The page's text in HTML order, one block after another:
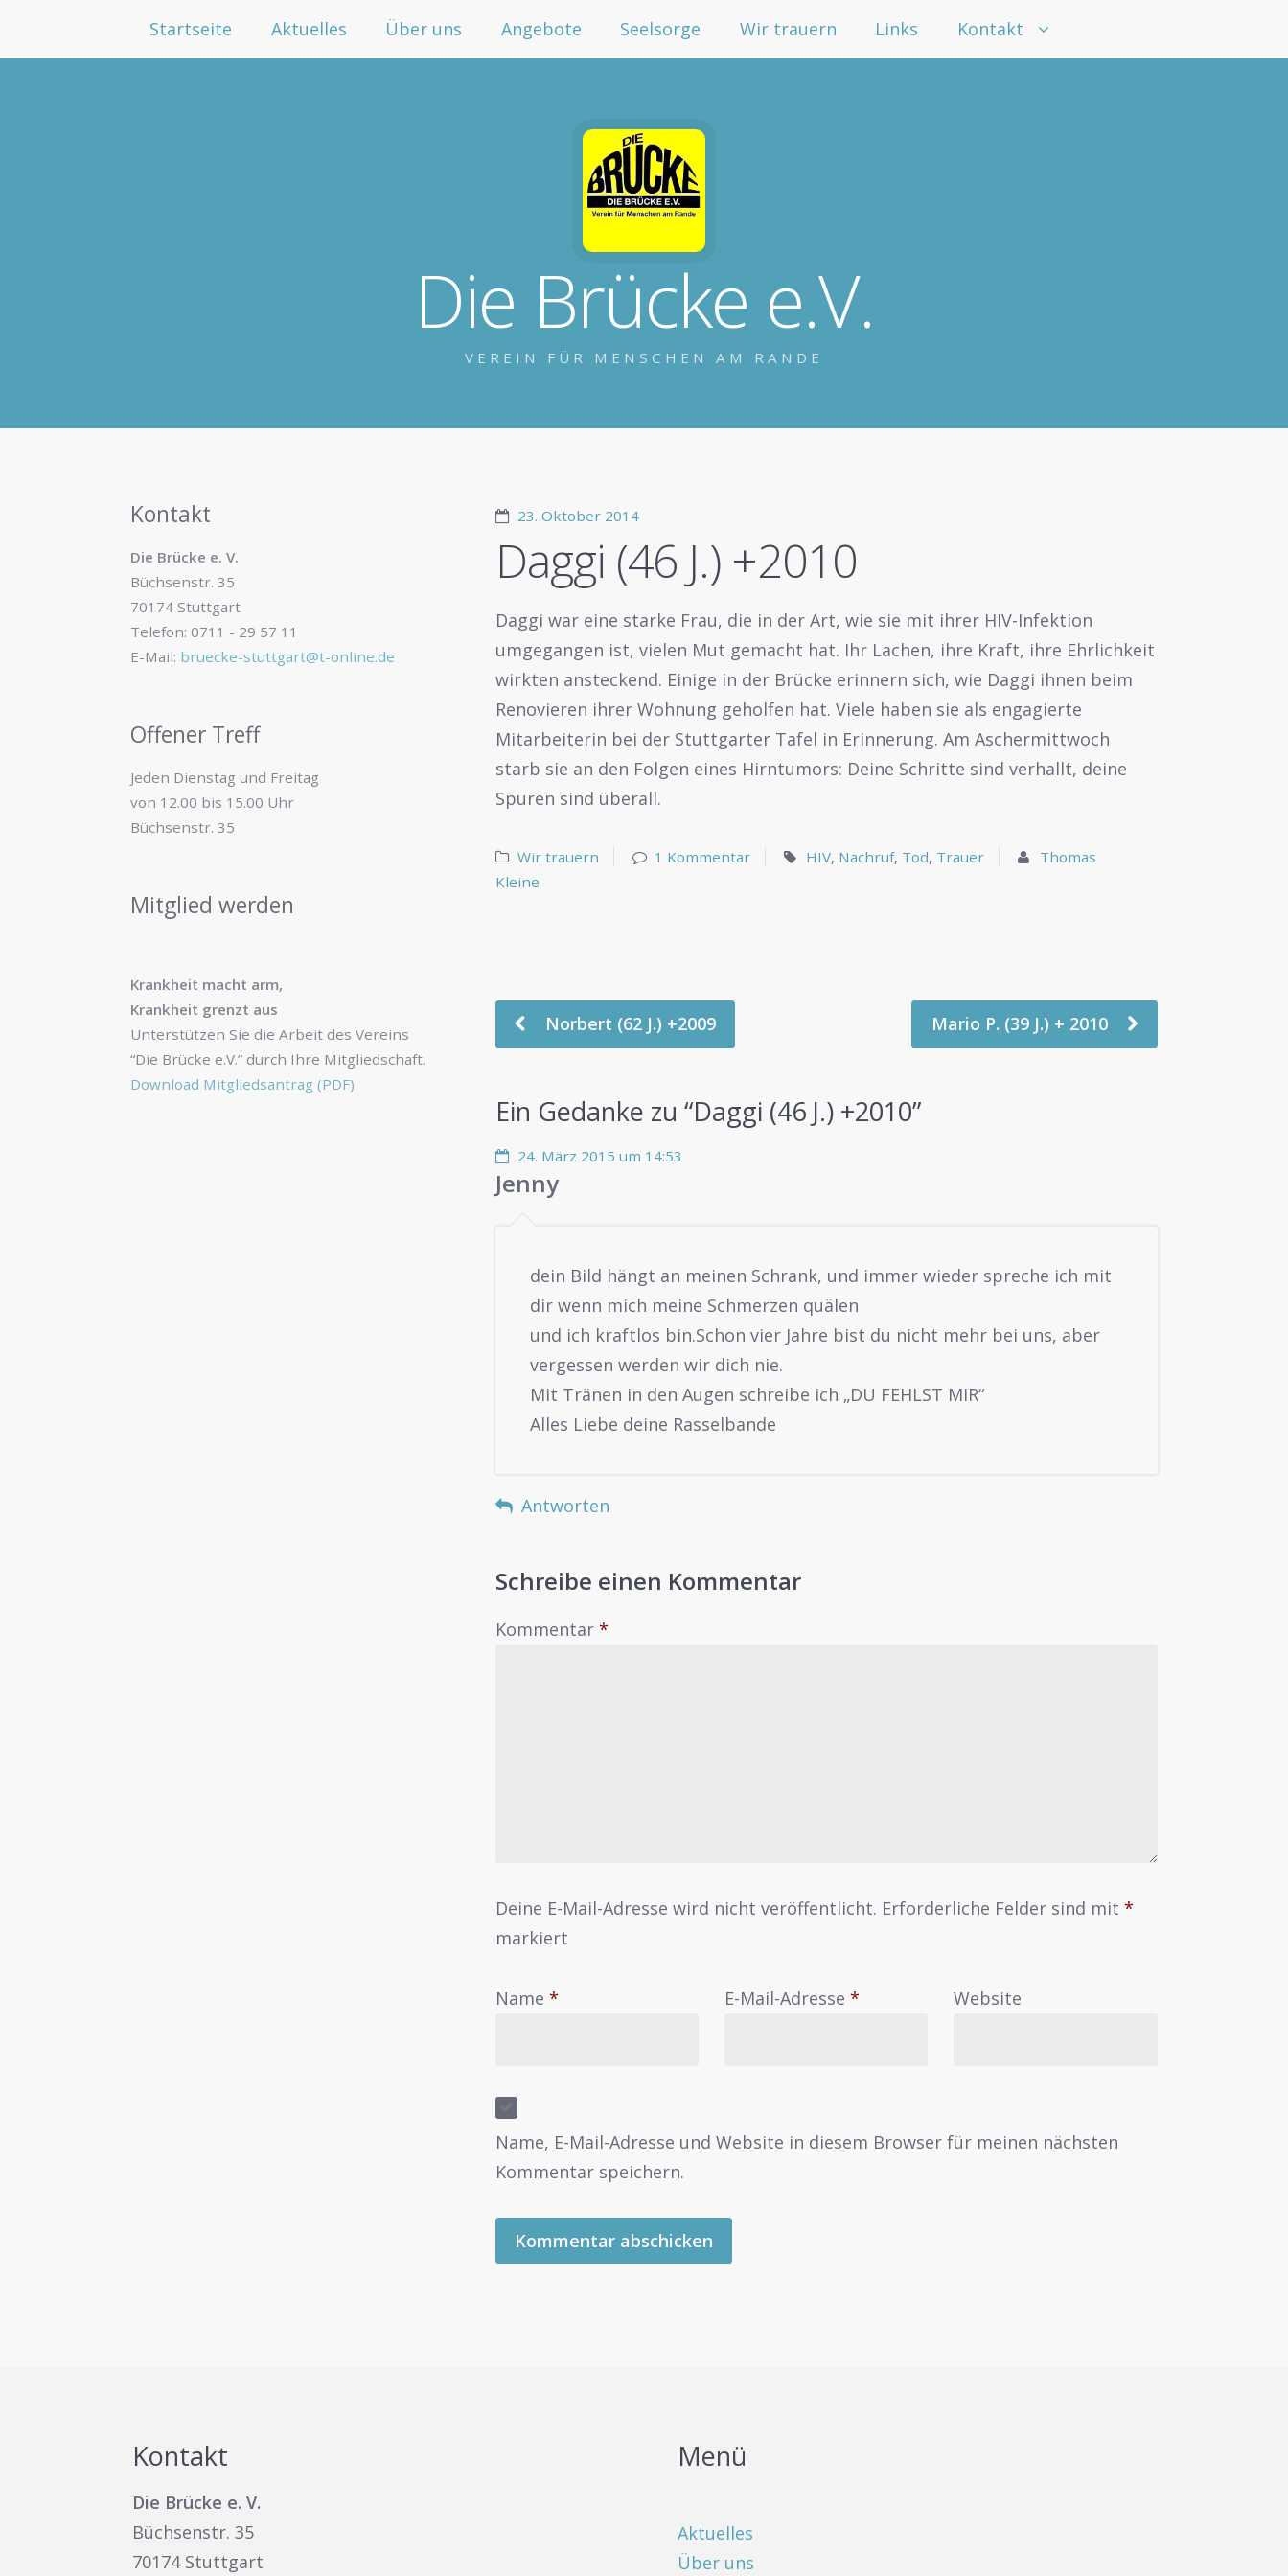
Die Brücke e.V.
VEREIN FÜR MENSCHEN AM RANDE
Startseite Aktuelles Über uns Angebote Seelsorge Wir trauern Links Kontakt
23. Oktober 2014
Daggi (46 J.) +2010
Daggi war eine starke Frau, die in der Art, wie sie mit ihrer HIV-Infektion
umgegangen ist, vielen Mut gemacht hat. Ihr Lachen, ihre Kraft, ihre Ehrlichkeit
wirkten ansteckend. Einige in der Brücke erinnern sich, wie Daggi ihnen beim
Renovieren ihrer Wohnung geholfen hat. Viele haben sie als engagierte
Mitarbeiterin bei der Stuttgarter Tafel in Erinnerung. Am Aschermittwoch
starb sie an den Folgen eines Hirntumors: Deine Schritte sind verhallt, deine
Spuren sind überall.
Wir trauern 1 Kommentar HIV, Nachruf, Tod, Trauer
Thomas
Kleine
Norbert (62 J.) +2009 Mario P. (39 J.) + 2010
Ein Gedanke zu “Daggi (46 J.) +2010”
24. März 2015 um 14:53
Jenny
dein Bild hängt an meinen Schrank, und immer wieder spreche ich mit
dir wenn mich meine Schmerzen quälen
und ich kraftlos bin.Schon vier Jahre bist du nicht mehr bei uns, aber
vergessen werden wir dich nie.
Mit Tränen in den Augen schreibe ich „DU FEHLST MIR“
Alles Liebe deine Rasselbande
Antworten
Schreibe einen Kommentar
Kommentar *
Deine E-Mail-Adresse wird nicht veröffentlicht. Erforderliche Felder sind mit *
markiert
Name * E-Mail-Adresse * Website
Name, E-Mail-Adresse und Website in diesem Browser für meinen nächsten
Kommentar speichern.
Kontakt
Die Brücke e. V.
Büchsenstr. 35
70174 Stuttgart
Telefon: 0711 - 29 57 11
E-Mail: bruecke-stuttgart@t-online.de
Offener Treff
Jeden Dienstag und Freitag
von 12.00 bis 15.00 Uhr
Büchsenstr. 35
Mitglied werden
Krankheit macht arm,
Krankheit grenzt aus
Unterstützen Sie die Arbeit des Vereins
“Die Brücke e.V.” durch Ihre Mitgliedschaft.
Download Mitgliedsantrag (PDF)
Kontakt
Die Brücke e. V.
Büchsenstr. 35
70174 Stuttgart
Menü
Aktuelles
Über uns